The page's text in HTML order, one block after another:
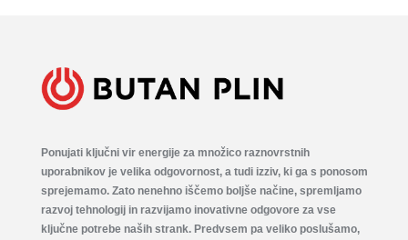
Ponujati ključni vir energije za množico raznovrstnih
uporabnikov je velika odgovornost, a tudi izziv, ki ga s ponosom
sprejemamo. Zato nenehno iščemo boljše načine, spremljamo
razvoj tehnologij in razvijamo inovativne odgovore za vse
ključne potrebe naših strank. Predvsem pa veliko poslušamo,